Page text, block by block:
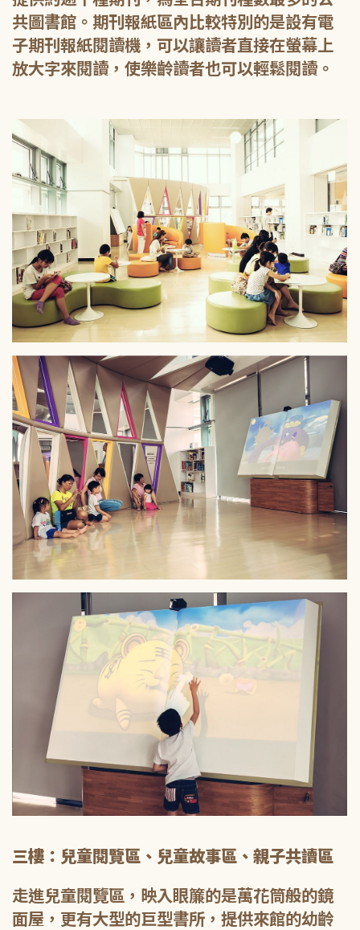
共圖書館。期刊報紙區內比較特別的是設有電
子期刊報紙閱讀機，可以讓讀者直接在螢幕上
放大字來閱讀，使樂齡讀者也可以輕鬆閱讀。
三樓：兒童閱覽區、兒童故事區、親子共讀區
走進兒童閱覽區，映入眼簾的是萬花筒般的鏡
面屋，更有大型的巨型書所，提供來館的幼齡